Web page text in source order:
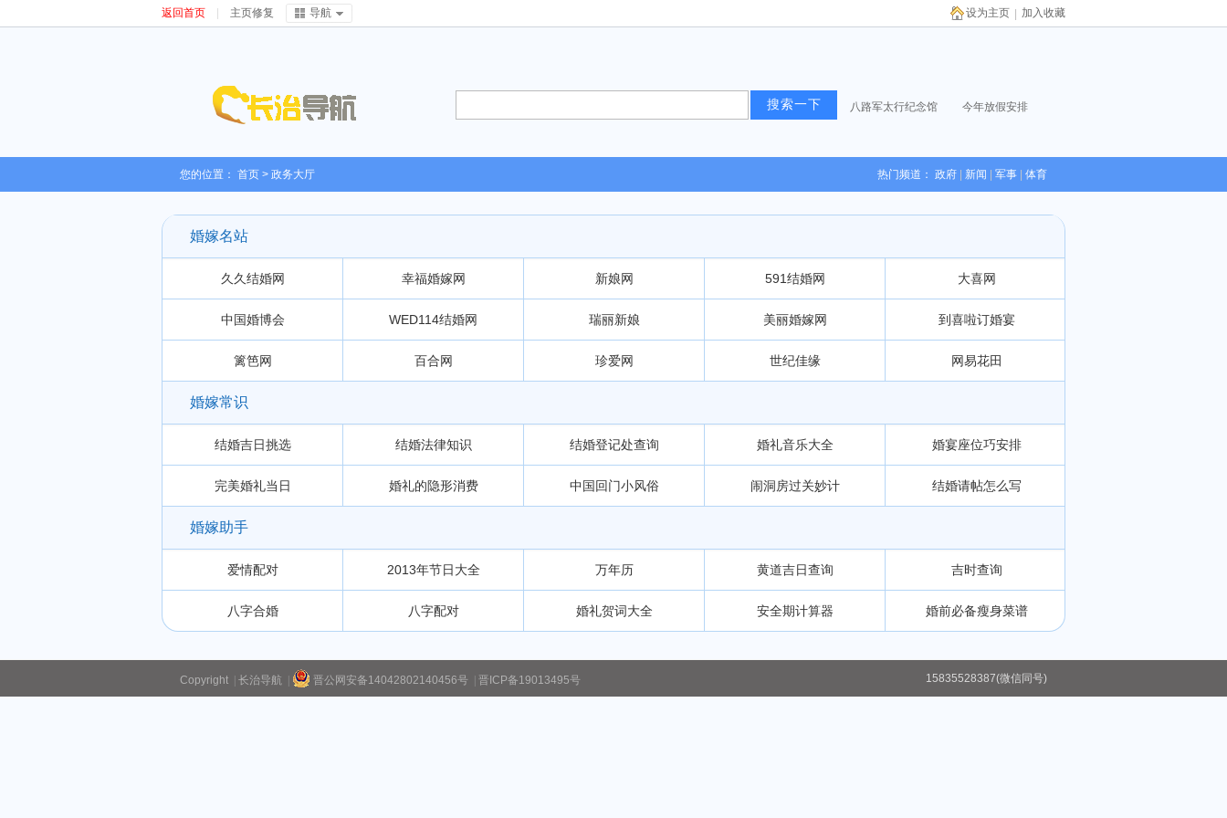
返回首页 主页修复 导航 加入收藏
设为主页
八路军太行纪念馆 今年放假安排
您的位置： 首页 > 政务大厅 热门频道： 政府 新闻 军事 体育
婚嫁名站
久久结婚网 幸福婚嫁网 新娘网 591结婚网 大喜网
中国婚博会 WED114结婚网 瑞丽新娘 美丽婚嫁网 到喜啦订婚宴
篱笆网 百合网 珍爱网 世纪佳缘 网易花田
婚嫁常识
结婚吉日挑选 结婚法律知识 结婚登记处查询 婚礼音乐大全 婚宴座位巧安排
完美婚礼当日 婚礼的隐形消费 中国回门小风俗 闹洞房过关妙计 结婚请帖怎么写
婚嫁助手
爱情配对 2013年节日大全 万年历 黄道吉日查询 吉时查询
八字合婚 八字配对 婚礼贺词大全 安全期计算器 婚前必备瘦身菜谱
Copyright | 长治导航 | 晋公网安备14042802140456号 | 晋ICP备19013495号 15835528387(微信同号)